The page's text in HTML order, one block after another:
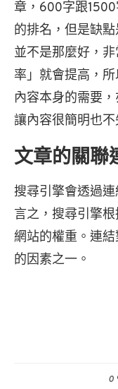
章，600字跟
的排名，但是缺
並不是那麼好，
率」就會提高，
內容本身的需要
讓內容很簡明也不
文章的關聯
搜尋引擎會透過
言之，搜尋引擎
網站的權重。連
的因素之一。
0